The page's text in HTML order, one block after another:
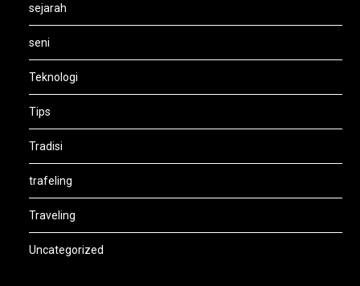
sejarah
seni
Teknologi
Tips
Tradisi
trafeling
Traveling
Uncategorized